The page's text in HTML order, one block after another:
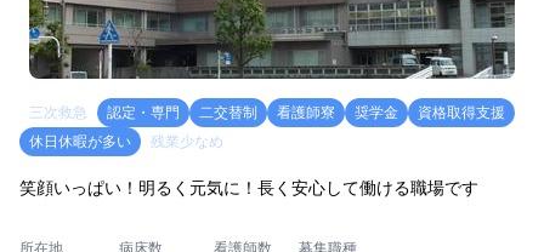
三次救急 認定・専門 二交替制 看護師寮 奨学金
資格取得支援
休日休暇が多い
残業少なめ
笑顔いっぱい！明るく元気に！長く安心して働ける職場です